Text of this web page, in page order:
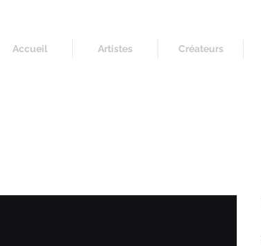
Accueil Artistes Créateurs